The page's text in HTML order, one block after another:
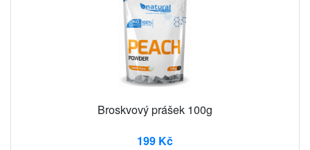
Broskvový prášek 100g
199 Kč